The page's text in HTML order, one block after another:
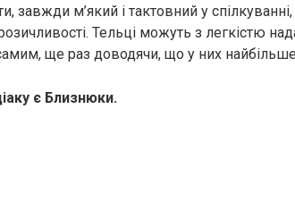
завжди м’який і тактовний у
Тельці можуть з легкістю
ще раз доводячи, що у них
є Близнюки.